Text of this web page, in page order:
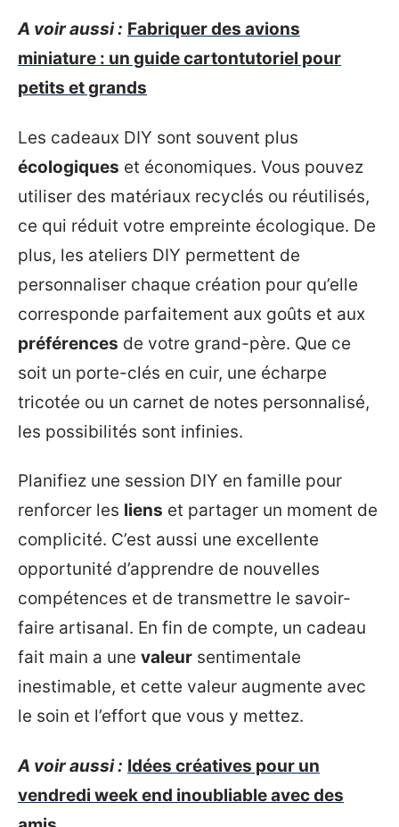
A voir aussi : Fabriquer des avions
miniature : un guide cartontutoriel pour
petits et grands
Les cadeaux DIY sont souvent plus
écologiques et économiques. Vous pouvez
utiliser des matériaux recyclés ou réutilisés,
ce qui réduit votre empreinte écologique. De
plus, les ateliers DIY permettent de
personnaliser chaque création pour qu’elle
corresponde parfaitement aux goûts et aux
préférences de votre grand-père. Que ce
soit un porte-clés en cuir, une écharpe
tricotée ou un carnet de notes personnalisé,
les possibilités sont infinies.
Planifiez une session DIY en famille pour
renforcer les liens et partager un moment de
complicité. C’est aussi une excellente
opportunité d’apprendre de nouvelles
compétences et de transmettre le savoir-
faire artisanal. En fin de compte, un cadeau
fait main a une valeur sentimentale
inestimable, et cette valeur augmente avec
le soin et l’effort que vous y mettez.
A voir aussi : Idées créatives pour un
vendredi week end inoubliable avec des